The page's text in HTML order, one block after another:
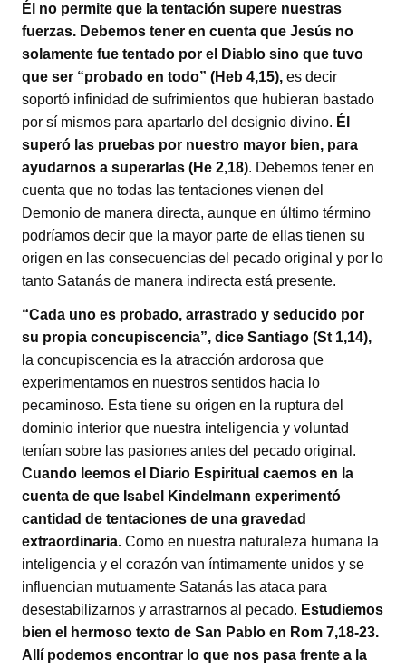
Él no permite que la tentación supere nuestras
fuerzas. Debemos tener en cuenta que Jesús no
solamente fue tentado por el Diablo sino que tuvo
que ser “probado en todo” (Heb 4,15), es decir
soportó infinidad de sufrimientos que hubieran bastado
por sí mismos para apartarlo del designio divino. Él
superó las pruebas por nuestro mayor bien, para
ayudarnos a superarlas (He 2,18). Debemos tener en
cuenta que no todas las tentaciones vienen del
Demonio de manera directa, aunque en último término
podríamos decir que la mayor parte de ellas tienen su
origen en las consecuencias del pecado original y por lo
tanto Satanás de manera indirecta está presente.
“Cada uno es probado, arrastrado y seducido por
su propia concupiscencia”, dice Santiago (St 1,14),
la concupiscencia es la atracción ardorosa que
experimentamos en nuestros sentidos hacia lo
pecaminoso. Esta tiene su origen en la ruptura del
dominio interior que nuestra inteligencia y voluntad
tenían sobre las pasiones antes del pecado original.
Cuando leemos el Diario Espiritual caemos en la
cuenta de que Isabel Kindelmann experimentó
cantidad de tentaciones de una gravedad
extraordinaria. Como en nuestra naturaleza humana la
inteligencia y el corazón van íntimamente unidos y se
influencian mutuamente Satanás las ataca para
desestabilizarnos y arrastrarnos al pecado. Estudiemos
bien el hermoso texto de San Pablo en Rom 7,18-23.
Allí podemos encontrar lo que nos pasa frente a la